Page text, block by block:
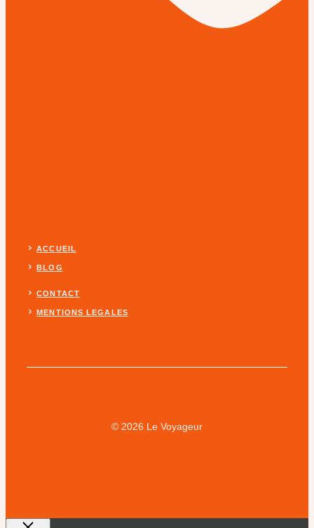
ACCUEIL
BLOG
CONTACT
MENTIONS LEGALES
© 2026 Le Voyageur